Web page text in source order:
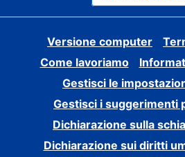
Versione computer
Come lavoriamo
Gestisci le
Gestisci i suggerimenti
Dichiarazione sulla
Dichiarazione sui diritti